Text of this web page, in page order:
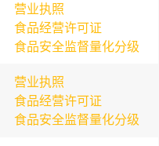
营业执照
食品经营许可证
食品安全监督量化分级
营业执照
食品经营许可证
食品安全监督量化分级